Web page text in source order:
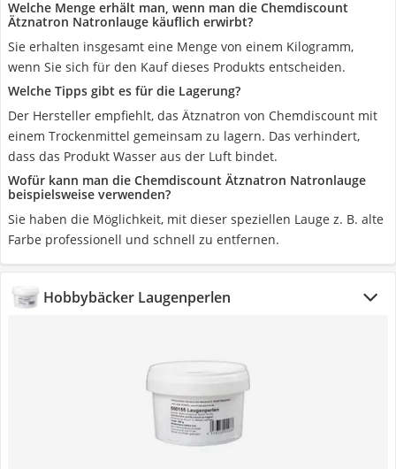
Welche Menge erhält man, wenn man die Chemdiscount
Ätznatron Natronlauge käuflich erwirbt?
Sie erhalten insgesamt eine Menge von einem Kilogramm,
wenn Sie sich für den Kauf dieses Produkts entscheiden.
Welche Tipps gibt es für die Lagerung?
Der Hersteller empfiehlt, das Ätznatron von Chemdiscount mit
einem Trockenmittel gemeinsam zu lagern. Das verhindert,
dass das Produkt Wasser aus der Luft bindet.
Wofür kann man die Chemdiscount Ätznatron Natronlauge
beispielsweise verwenden?
Sie haben die Möglichkeit, mit dieser speziellen Lauge z. B. alte
Farbe professionell und schnell zu entfernen.
Hobbybäcker Laugenperlen